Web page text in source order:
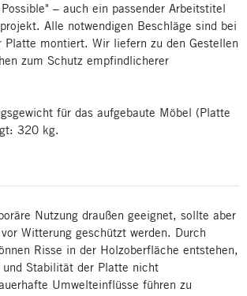
– auch ein passender Arbeitstitel
Alle notwendigen Beschläge sind bei
Platte montiert. Wir liefern zu den Gestellen
zum Schutz empfindlicherer
für das aufgebaute Möbel (Platte
320 kg.
Nutzung draußen geeignet, sollte aber
Witterung geschützt werden. Durch
Risse in der Holzoberfläche entstehen,
Stabilität der Platte nicht
Umwelteinflüsse führen zu